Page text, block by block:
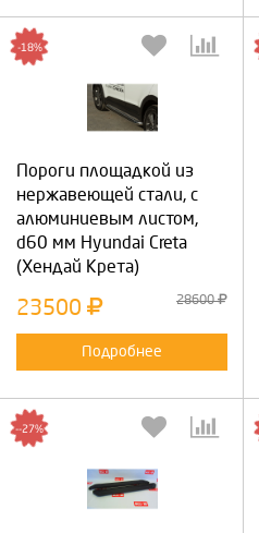
Пороги площадкой из
нержавеющей стали, с
алюминиевым листом,
d60 мм Hyundai Creta
(Хендай Крета)
-18%
23500 28600
Подробнее
--27%